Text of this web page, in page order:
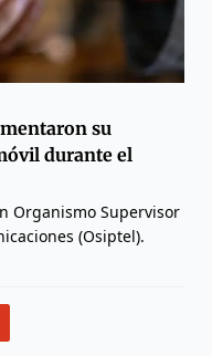
su
durante el
Organismo Supervisor
(Osiptel).